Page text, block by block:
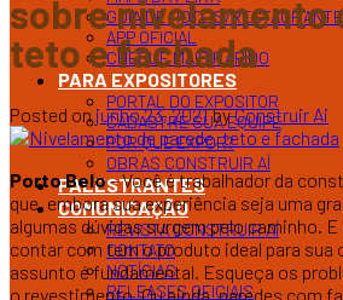
GUIA DE HOTEIS/
APP OFICIAL
CHEGUE MAIS RÁPIDO
PARA EXPOSITORES
PORTAL DO EXPOSITOR
CADASTRE SUA EQUIPE
POR QUE EXPOR?
OBRAS CONSTRUIR AÍ
PALESTRANTES
COMUNICAÇÃO
REVISTA CONSTRUIR AÍ
CONTATO
NOTÍCIAS
RELEASES OFICIAIS
sobre nivelamento
teto e fachada
Posted onjunho 23, 2021byConstruir Ai
Porto Belo– Você é trabalhador da
que, embora sua experiência seja uma
algumas dúvidas surgem pelo caminho.
contar com tem o produto ideal para sua
assunto é fundamental. Esqueça os
o revestimento. Ou ainda, paredes com